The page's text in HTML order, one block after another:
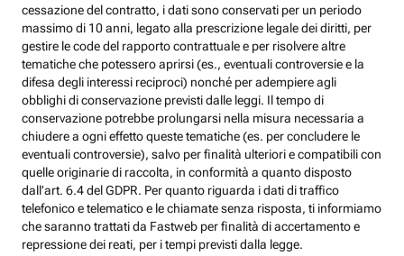
cessazione del contratto, i dati sono conservati per un periodo
massimo di 10 anni, legato alla prescrizione legale dei diritti, per
gestire le code del rapporto contrattuale e per risolvere altre
tematiche che potessero aprirsi (es., eventuali controversie e la
difesa degli interessi reciproci) nonché per adempiere agli
obblighi di conservazione previsti dalle leggi. Il tempo di
conservazione potrebbe prolungarsi nella misura necessaria a
chiudere a ogni effetto queste tematiche (es. per concludere le
eventuali controversie), salvo per finalità ulteriori e compatibili con
quelle originarie di raccolta, in conformità a quanto disposto
dall’art. 6.4 del GDPR. Per quanto riguarda i dati di traffico
telefonico e telematico e le chiamate senza risposta, ti informiamo
che saranno trattati da Fastweb per finalità di accertamento e
repressione dei reati, per i tempi previsti dalla legge.